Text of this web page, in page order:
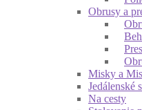
Obrusy a
Misky a
Jedálenské
Na cesty